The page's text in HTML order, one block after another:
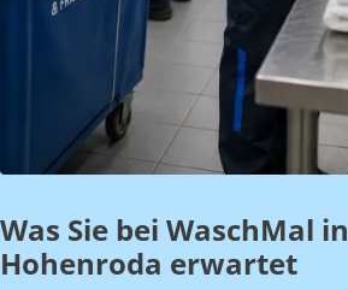
Was Sie bei WaschMal in
Hohenroda erwartet